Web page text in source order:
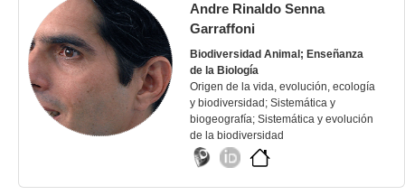
Andre Rinaldo Senna
Garraffoni
Biodiversidad Animal; Enseñanza
de la Biología
Origen de la vida, evolución, ecología
y biodiversidad; Sistemática y
biogeografía; Sistemática y evolución
de la biodiversidad